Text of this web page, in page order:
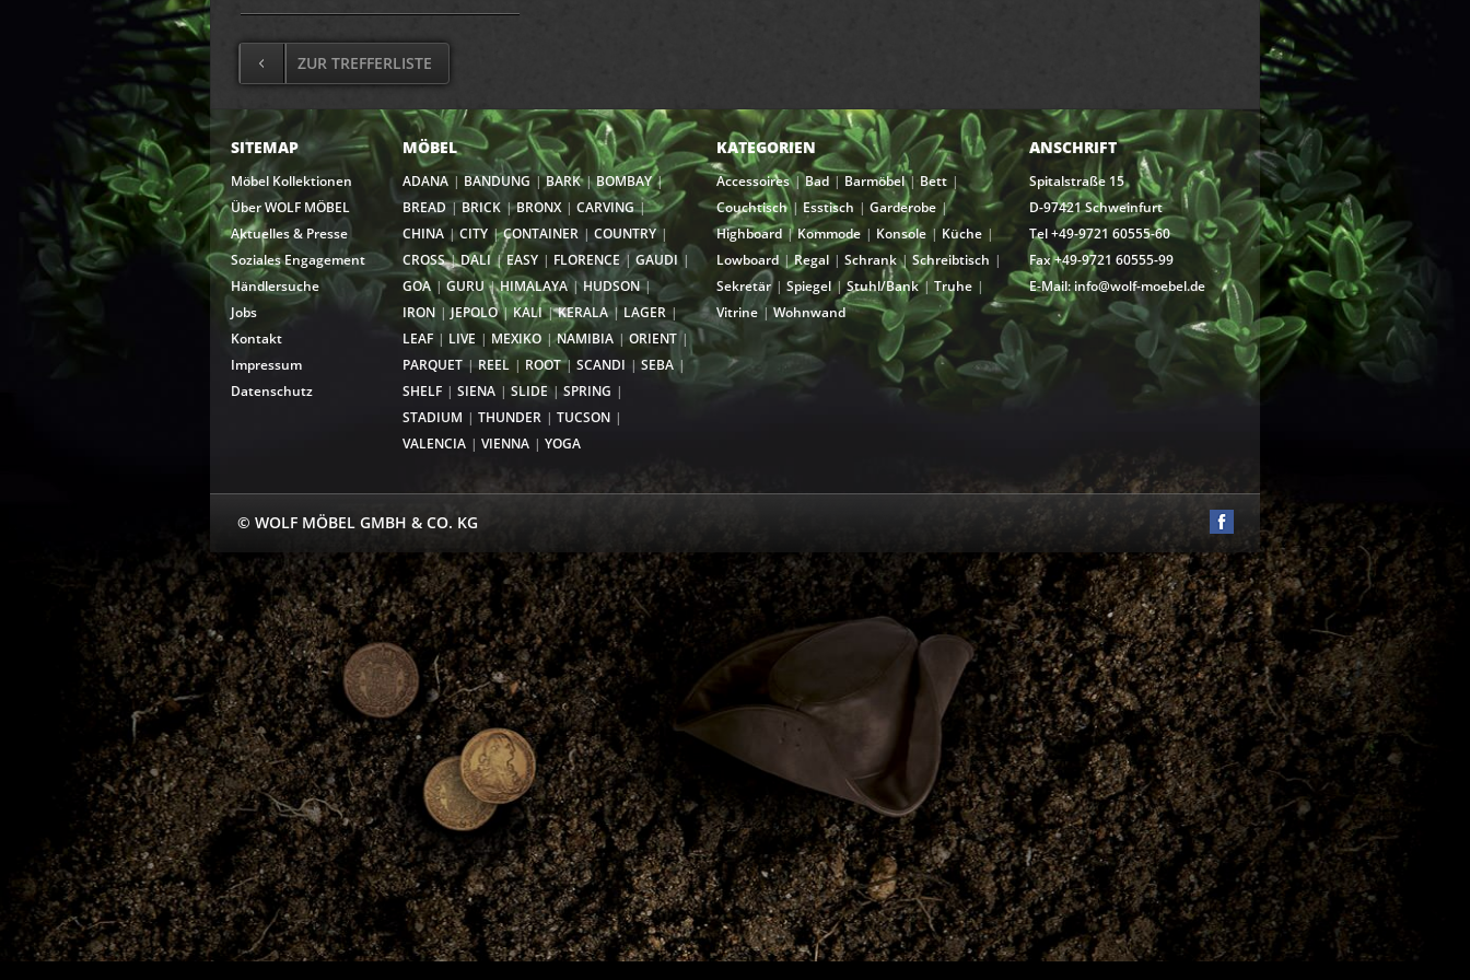
ZUR TREFFERLISTE
SITEMAP
Möbel Kollektionen
Über WOLF MÖBEL
Aktuelles & Presse
Soziales Engagement
Händlersuche
Jobs
Kontakt
Impressum
Datenschutz
MÖBEL
ADANA BANDUNG BARK
BOMBAY
BREAD
BRICK BRONX
CARVING
CHINA
CITY CONTAINER
COUNTRY
CROSS
DALI EASY FLORENCE
GAUDI
GOA
GURU HIMALAYA
HUDSON
IRON
JEPOLO KALI KERALA
LAGER
LEAF
LIVE MEXIKO NAMIBIA
ORIENT
PARQUET
REEL ROOT SCANDI
SEBA
SHELF
SIENA SLIDE
SPRING
STADIUM
THUNDER
TUCSON
VALENCIA
VIENNA YOGA
KATEGORIEN
Accessoires Bad Barmöbel
Bett
Couchtisch
Esstisch
Garderobe
Highboard
Kommode Konsole
Küche
Lowboard
Regal Schrank
Schreibtisch
Sekretär
Spiegel Stuhl/Bank
Truhe
Vitrine
Wohnwand
ANSCHRIFT
Spitalstraße 15
D-97421 Schweinfurt
Tel +49-9721 60555-60
Fax +49-9721 60555-99
E-Mail: info@wolf-moebel.de
© WOLF MÖBEL GMBH & CO. KG